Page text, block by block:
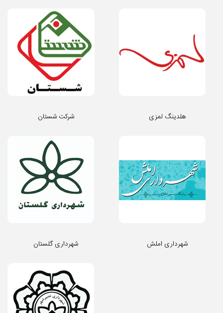
شرکت شستان هلدینگ لمزی
شهرداری گلستان شهرداری املش